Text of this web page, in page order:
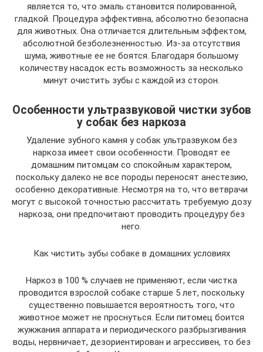
является то, что эмаль становится полированной,
гладкой. Процедура эффективна, абсолютно безопасна
для животных. Она отличается длительным эффектом,
абсолютной безболезненностью. Из-за отсутствия
шума, животные ее не боятся. Благодаря большому
количеству насадок есть возможность за несколько
минут очистить зубы с каждой из сторон.
Особенности ультразвуковой чистки зубов
у собак без наркоза
Удаление зубного камня у собак ультразвуком без
наркоза имеет свои особенности. Проводят ее
домашним питомцам со спокойным характером,
поскольку далеко не все породы переносят анестезию,
особенно декоративные. Несмотря на то, что ветврачи
могут с высокой точностью рассчитать требуемую дозу
наркоза, они предпочитают проводить процедуру без
него.
Как чистить зубы собаке в домашних условиях
Наркоз в 100 % случаев не применяют, если чистка
проводится взрослой собаке старше 5 лет, поскольку
существенно повышается вероятность того, что
животное может не проснуться. Если питомец боится
жужжания аппарата и периодического разбрызгивания
воды, нервничает, дезориентирован и агрессивен, то без